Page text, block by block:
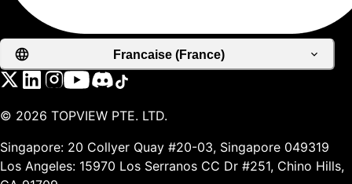
Francaise (France)
© 2026 TOPVIEW PTE. LTD.
Singapore: 20 Collyer Quay #20-03, Singapore 049319
Los Angeles: 15970 Los Serranos CC Dr #251, Chino Hills,